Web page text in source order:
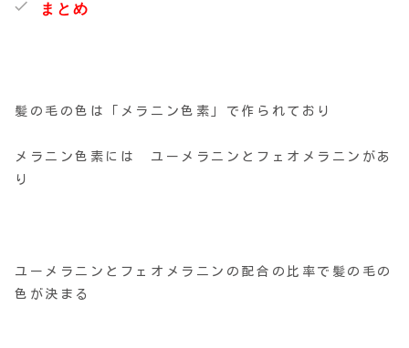
まとめ
髪の毛の色は「メラニン色素」で作られており
メラニン色素には ユーメラニンとフェオメラニンがあ
り
ユーメラニンとフェオメラニンの配合の比率で髪の毛の
色が決まる